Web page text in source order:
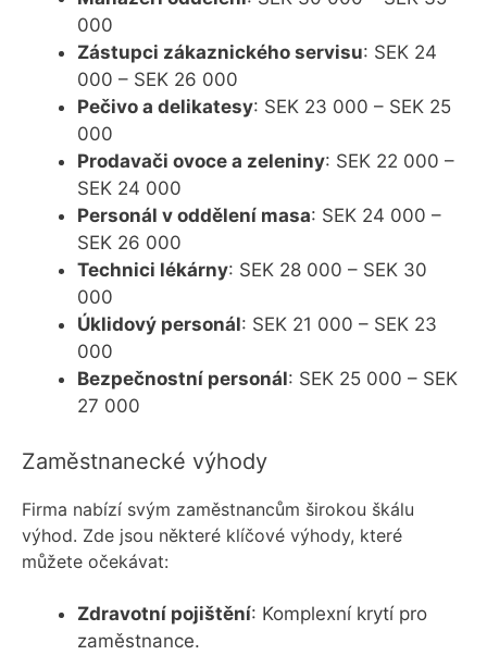
000
Zástupci zákaznického servisu: SEK 24
000 – SEK 26 000
Pečivo a delikatesy: SEK 23 000 – SEK 25
000
Prodavači ovoce a zeleniny: SEK 22 000 –
SEK 24 000
Personál v oddělení masa: SEK 24 000 –
SEK 26 000
Technici lékárny: SEK 28 000 – SEK 30
000
Úklidový personál: SEK 21 000 – SEK 23
000
Bezpečnostní personál: SEK 25 000 – SEK
27 000
Zaměstnanecké výhody
Firma nabízí svým zaměstnancům širokou škálu
výhod. Zde jsou některé klíčové výhody, které
můžete očekávat:
Zdravotní pojištění: Komplexní krytí pro
zaměstnance.